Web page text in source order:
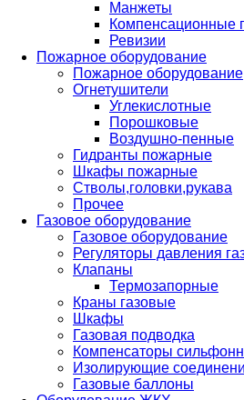
Манжеты
Компенсационные
Ревизии
Пожарное оборудование
Пожарное оборудование
Огнетушители
Углекислотные
Порошковые
Воздушно-пенные
Гидранты пожарные
Шкафы пожарные
Стволы,головки,рукава
Прочее
Газовое оборудование
Газовое оборудование
Регуляторы давления
Клапаны
Термозапорные
Краны газовые
Шкафы
Газовая подводка
Компенсаторы
Изолирующие
Газовые баллоны